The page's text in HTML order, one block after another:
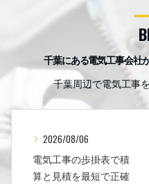
千葉にある電気工事会社
千葉周辺で電気工事
2026/08/06
電気工事の歩掛表で積
算と見積を最短で正確